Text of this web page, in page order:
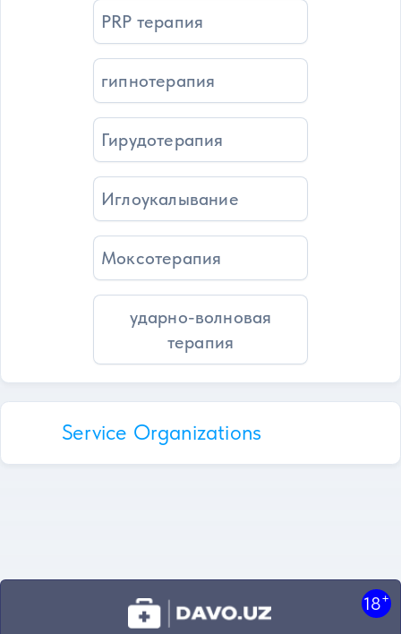
PRP терапия
гипнотерапия
Гирудотерапия
Иглоукалывание
Моксотерапия
ударно-волновая
терапия
Service Organizations
18+